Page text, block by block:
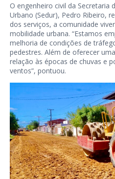
O engenheiro civil da Secretaria
Urbano (Sedur), Pedro Ribeiro,
dos serviços, a comunidade
mobilidade urbana. “Estamos
melhoria de condições de
pedestres. Além de oferecer
relação às épocas de chuvas e
ventos”, pontuou.